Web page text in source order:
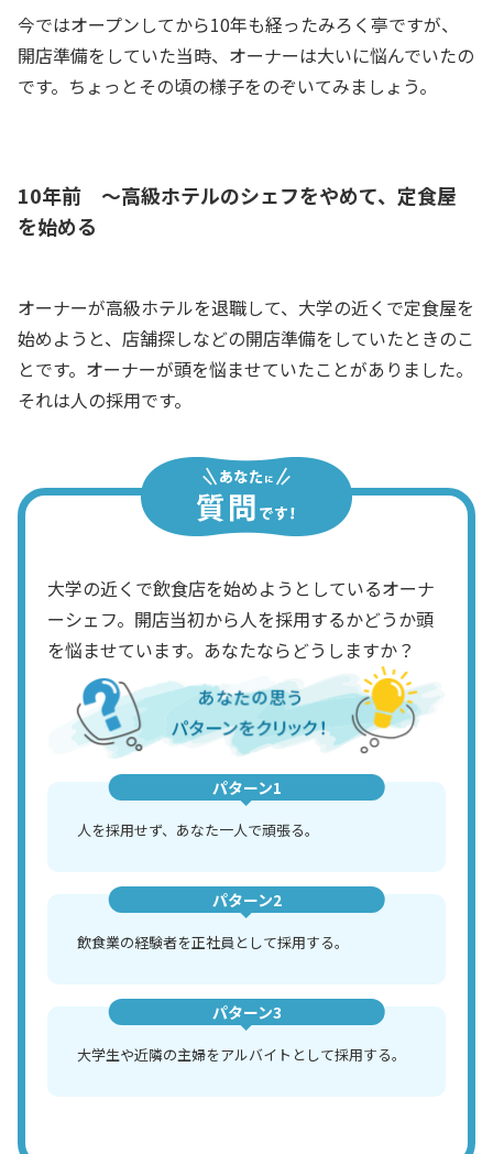
今ではオープンしてから10年も経ったみろく亭ですが、
開店準備をしていた当時、オーナーは大いに悩んでいたの
です。ちょっとその頃の様子をのぞいてみましょう。
10年前 ～高級ホテルのシェフをやめて、定食屋
を始める
オーナーが高級ホテルを退職して、大学の近くで定食屋を
始めようと、店舗探しなどの開店準備をしていたときのこ
とです。オーナーが頭を悩ませていたことがありました。
それは人の採用です。
大学の近くで飲食店を始めようとしているオーナ
ーシェフ。開店当初から人を採用するかどうか頭
を悩ませています。あなたならどうしますか？
パターン1
人を採用せず、あなた一人で頑張る。
パターン2
飲食業の経験者を正社員として採用する。
パターン3
大学生や近隣の主婦をアルバイトとして採用する。